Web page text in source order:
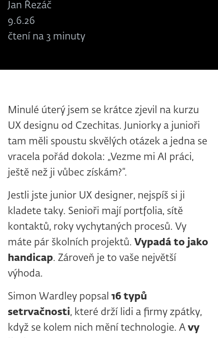
Jan Řezáč
9.6.26
čtení na 3 minuty
Minulé úterý jsem se krátce zjevil na kurzu
UX designu od Czechitas. Juniorky a junioři
tam měli spoustu skvělých otázek a jedna se
vracela pořád dokola: „Vezme mi AI práci,
ještě než ji vůbec získám?“.
Jestli jste junior UX designer, nejspíš si ji
kladete taky. Senioři mají portfolia, sítě
kontaktů, roky vychytaných procesů. Vy
máte pár školních projektů. Vypadá to jako
handicap. Zároveň je to vaše největší
výhoda.
Simon Wardley popsal 16 typů
setrvačnosti, které drží lidi a firmy zpátky,
když se kolem nich mění technologie. A vy